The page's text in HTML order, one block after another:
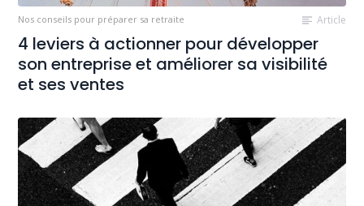
Nos conseils pour préparer sa retraite Article
4 leviers à actionner pour développer
son entreprise et améliorer sa visibilité
et ses ventes